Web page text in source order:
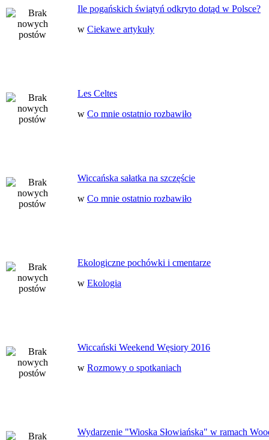
Ile pogańskich świątyń odkryto dotąd w Polsce?
w Ciekawe artykuły
Les Celtes
w Co mnie ostatnio rozbawiło
Wiccańska sałatka na szczęście
w Co mnie ostatnio rozbawiło
Ekologiczne pochówki i cmentarze
w Ekologia
Wiccański Weekend Węsiory 2016
w Rozmowy o spotkaniach
Wydarzenie "Wioska Słowiańska" w ramach